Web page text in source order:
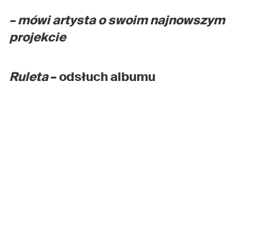
– mówi artysta o swoim najnowszym
projekcie
Ruleta– odsłuch albumu